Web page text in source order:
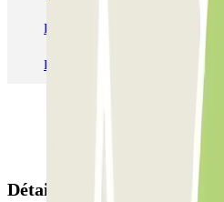
Parking Aéroport Roland Garros
Parking Aéroport Barcelone
Détails de la réservation